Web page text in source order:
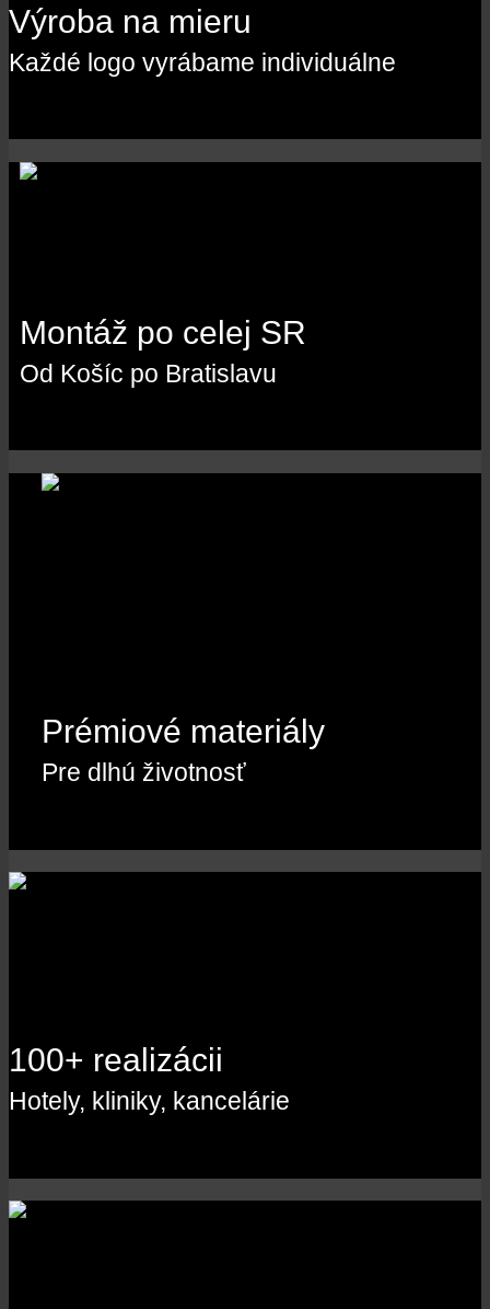
Výroba na mieru
Každé logo vyrábame individuálne
Montáž po celej SR
Od Košíc po Bratislavu
Prémiové materiály
Pre dlhú životnosť
100+ realizácii
Hotely, kliniky, kancelárie